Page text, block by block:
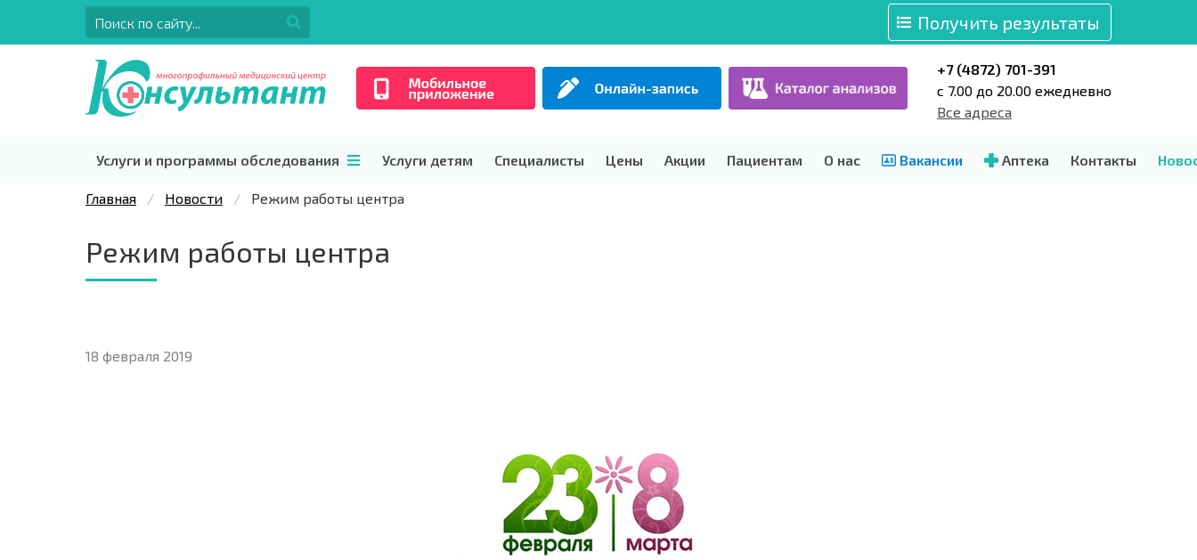
Получить результаты
+7 (4872) 701-391
c 7.00 до 20.00 ежедневно
Все адреса
Услуги и программы обследования Услуги детям Специалисты Цены Акции Пациентам О нас Вакансии Аптека Контакты
Главная Новости Режим работы центра
Режим работы центра
18 февраля 2019